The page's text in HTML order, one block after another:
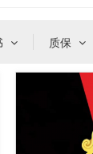
质保